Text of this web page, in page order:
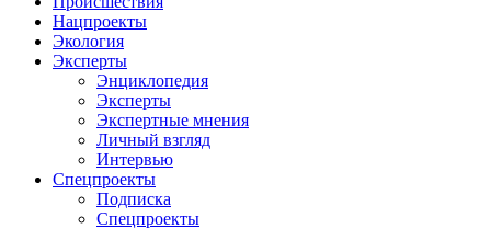
Нацпроекты
Экология
Эксперты
Энциклопедия
Эксперты
Экспертные мнения
Личный взгляд
Интервью
Спецпроекты
Подписка
Спецпроекты